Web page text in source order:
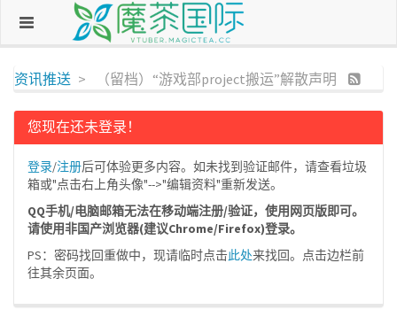
资讯推送 （留档）“游戏部project搬运”解散声明
您现在还未登录！
登录/注册后可体验更多内容。如未找到验证邮件，请查看垃圾
箱或"点击右上角头像"-->"编辑资料"重新发送。
QQ手机/电脑邮箱无法在移动端注册/验证，使用网页版即可。
请使用非国产浏览器(建议Chrome/Firefox)登录。
PS：密码找回重做中，现请临时点击此处来找回。点击边栏前
往其余页面。